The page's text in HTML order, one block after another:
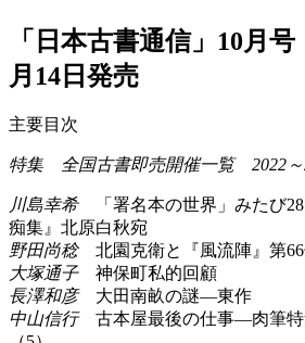
「日本古書通信」10月
月14日発売
主要目次
特集 全国古書即売開催一覧 2022～
川島幸希「署名本の世界」みたび
痴集』北原白秋宛
野田尚稔北園克衛と『風流陣』第66
大塚通子神保町私的回顧
長澤和彦大田南畝の謎―東作
中山信行古本屋最後の仕事―肉筆特